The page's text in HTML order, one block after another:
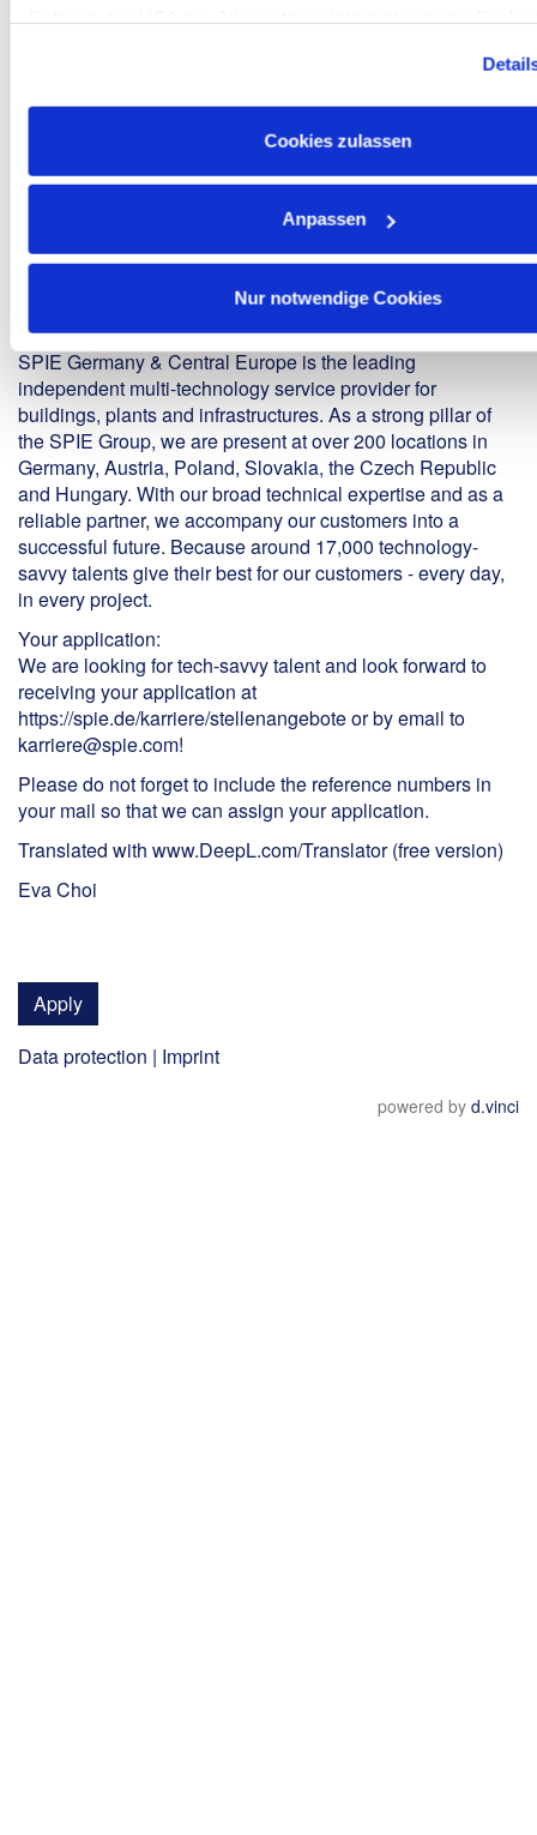
Cookies zulassen
Anpassen
Nur notwendige Cookies
Individuelle Weiterbildungsmöglichkeiten über die
Interested?
About Us:
SPIE Germany & Central Europe is the leading
independent multi-technology service provider for
buildings, plants and infrastructures. As a strong pillar of
the SPIE Group, we are present at over 200 locations in
Germany, Austria, Poland, Slovakia, the Czech Republic
and Hungary. With our broad technical expertise and as a
reliable partner, we accompany our customers into a
successful future. Because around 17,000 technology-
savvy talents give their best for our customers - every day,
in every project.
Your application:
We are looking for tech-savvy talent and look forward to
receiving your application at
https://spie.de/karriere/stellenangebote or by email to
karriere@spie.com!
Please do not forget to include the reference numbers in
your mail so that we can assign your application.
Translated with www.DeepL.com/Translator (free version)
Eva Choi
Apply
Data protection | Imprint
powered by d.vinci